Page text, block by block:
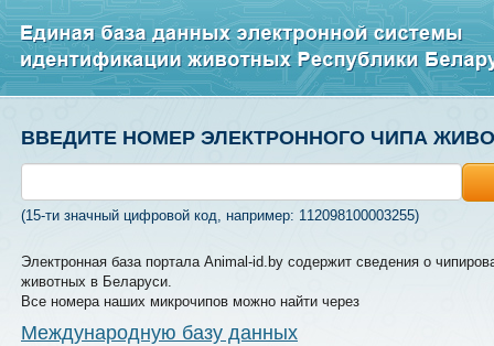
ВВЕДИТЕ НОМЕР ЭЛЕКТРОННОГО ЧИПА
(15-ти значный цифровой код, например: 112098100003255)
Электронная база портала Animal-id.by содержит сведения о
животных в Беларуси.
Все номера наших микрочипов можно найти через
Международную базу данных